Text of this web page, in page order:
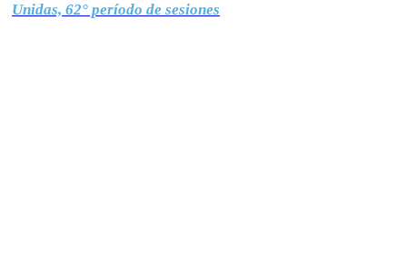
Unidas, 62° período de sesiones